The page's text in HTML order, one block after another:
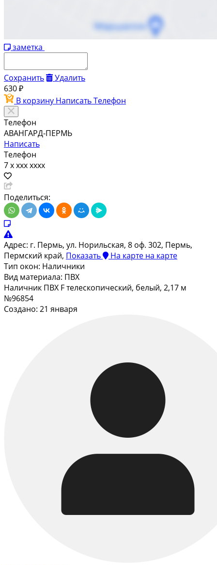
заметка
Сохранить
Удалить
630 ₽
В корзину НаписатьТелефон
Телефон
АВАНГАРД-ПЕРМЬ
Написать
Телефон
7 x xxx xxxx
Поделиться:
Адрес: г. Пермь, ул. Норильская, 8 оф. 302, Пермь,
Пермский край, Показать На карте на карте
Тип окон: Наличники
Вид материала: ПВХ
Наличник ПВХ F телескопический, белый, 2,17 м
№96854
Создано: 21 января